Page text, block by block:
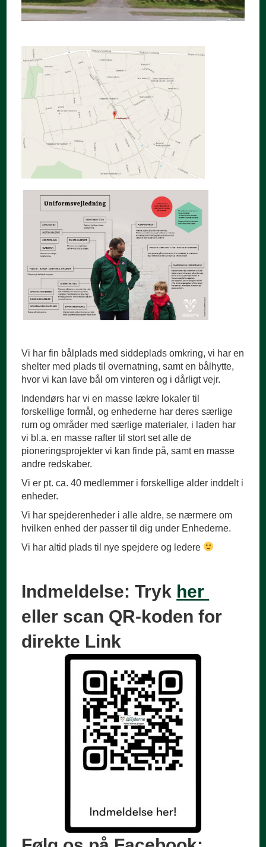
Vi har fin bålplads med siddeplads omkring, vi har en
shelter med plads til overnatning, samt en bålhytte,
hvor vi kan lave bål om vinteren og i dårligt vejr.
Indendørs har vi en masse lækre lokaler til
forskellige formål, og enhederne har deres særlige
rum og områder med særlige materialer, i laden har
vi bl.a. en masse rafter til stort set alle de
pioneringsprojekter vi kan finde på, samt en masse
andre redskaber.
Vi er pt. ca. 40 medlemmer i forskellige alder inddelt i
enheder.
Vi har spejderenheder i alle aldre, se nærmere om
hvilken enhed der passer til dig under Enhederne.
Vi har altid plads til nye spejdere og ledere
Indmeldelse: Tryk her
eller scan QR-koden for
direkte Link